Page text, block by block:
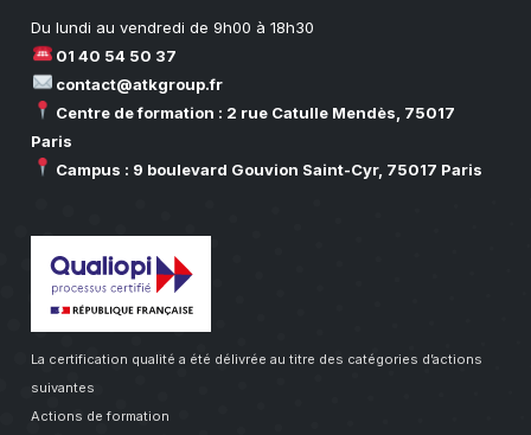
Du lundi au vendredi de 9h00 à 18h30
01 40 54 50 37
contact@atkgroup.fr
Centre de formation : 2 rue Catulle Mendès, 75017
Paris
Campus : 9 boulevard Gouvion Saint-Cyr, 75017 Paris
La certification qualité a été délivrée au titre des catégories d’actions
suivantes
Actions de formation